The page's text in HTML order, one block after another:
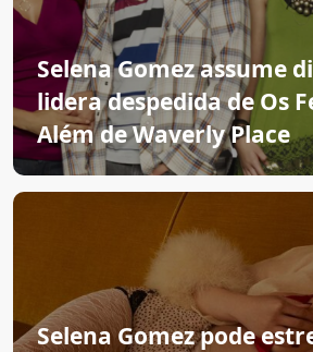
Selena Gomez assume
lidera despedida de Os
Além de Waverly Place
Selena Gomez pode